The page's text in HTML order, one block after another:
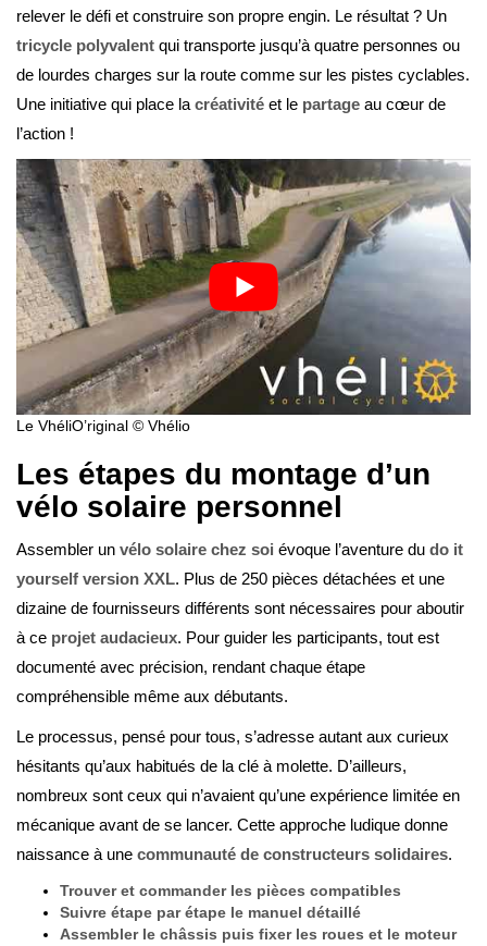
relever le défi et construire son propre engin. Le résultat ? Un
tricycle polyvalent qui transporte jusqu’à quatre personnes ou
de lourdes charges sur la route comme sur les pistes cyclables.
Une initiative qui place la créativité et le partage au cœur de
l’action !
Le VhéliO’riginal © Vhélio
Les étapes du montage d’un
vélo solaire personnel
Assembler un vélo solaire chez soi évoque l’aventure du do it
yourself version XXL. Plus de 250 pièces détachées et une
dizaine de fournisseurs différents sont nécessaires pour aboutir
à ce projet audacieux. Pour guider les participants, tout est
documenté avec précision, rendant chaque étape
compréhensible même aux débutants.
Le processus, pensé pour tous, s’adresse autant aux curieux
hésitants qu’aux habitués de la clé à molette. D’ailleurs,
nombreux sont ceux qui n’avaient qu’une expérience limitée en
mécanique avant de se lancer. Cette approche ludique donne
naissance à une communauté de constructeurs solidaires.
Trouver et commander les pièces compatibles
Suivre étape par étape le manuel détaillé
Assembler le châssis puis fixer les roues et le moteur